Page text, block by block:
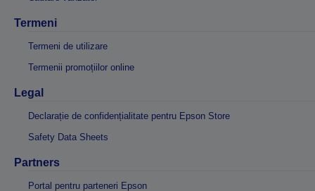
Termeni
Termeni de utilizare
Termenii promoțiilor online
Legal
Declarație de confidențialitate pentru Epson Store
Safety Data Sheets
Partners
Portal pentru parteneri Epson